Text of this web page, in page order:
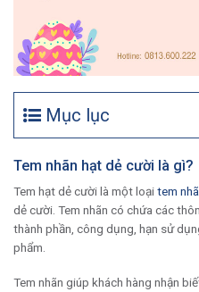
Mục lục
Tem nhãn hạt dẻ cười là gì?
Tem hạt dẻ cười là một loạitem
dẻ cười. Tem nhãn có chứa các
thành phần, công dụng, hạn sử
phẩm.
Tem nhãn giúp khách hàng nhận